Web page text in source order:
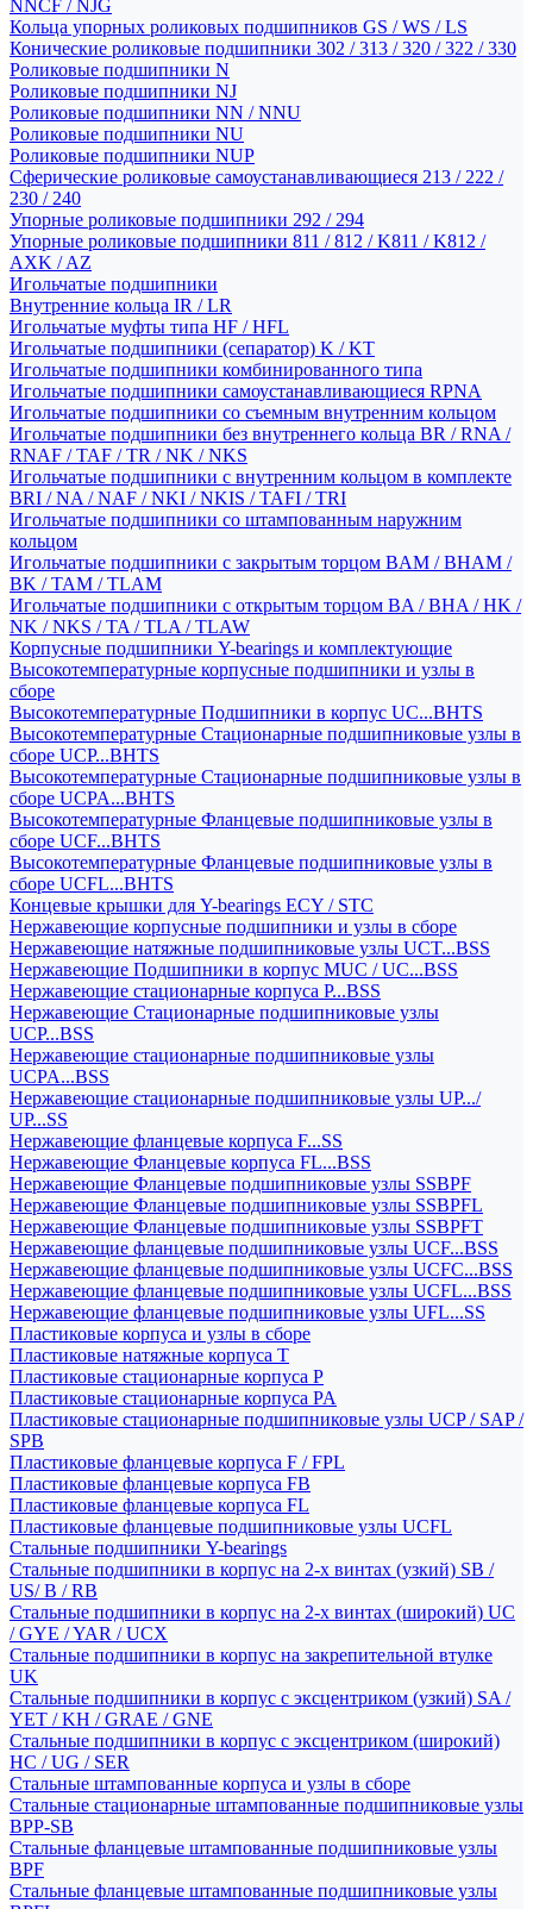
NNCF / NJG
Кольца упорных роликовых подшипников GS / WS / LS
Конические роликовые подшипники 302 / 313 / 320 / 322 / 330
Роликовые подшипники N
Роликовые подшипники NJ
Роликовые подшипники NN / NNU
Роликовые подшипники NU
Роликовые подшипники NUP
Сферические роликовые самоустанавливающиеся 213 / 222 /
230 / 240
Упорные роликовые подшипники 292 / 294
Упорные роликовые подшипники 811 / 812 / K811 / K812 /
AXK / AZ
Игольчатые подшипники
Внутренние кольца IR / LR
Игольчатые муфты типа HF / HFL
Игольчатые подшипники (сепаратор) K / KT
Игольчатые подшипники комбинированного типа
Игольчатые подшипники самоустанавливающиеся RPNA
Игольчатые подшипники со съемным внутренним кольцом
Игольчатые подшипники без внутреннего кольца BR / RNA /
RNAF / TAF / TR / NK / NKS
Игольчатые подшипники с внутренним кольцом в комплекте
BRI / NA / NAF / NKI / NKIS / TAFI / TRI
Игольчатые подшипники со штампованным наружним
кольцом
Игольчатые подшипники с закрытым торцом BAM / BHAM /
BK / TAM / TLAM
Игольчатые подшипники с открытым торцом BA / BHA / HK /
NK / NKS / TA / TLA / TLAW
Корпусные подшипники Y-bearings и комплектующие
Высокотемпературные корпусные подшипники и узлы в
сборе
Высокотемпературные Подшипники в корпус UC...BHTS
Высокотемпературные Стационарные подшипниковые узлы в
сборе UCP...BHTS
Высокотемпературные Стационарные подшипниковые узлы в
сборе UCPA...BHTS
Высокотемпературные Фланцевые подшипниковые узлы в
сборе UCF...BHTS
Высокотемпературные Фланцевые подшипниковые узлы в
сборе UCFL...BHTS
Концевые крышки для Y-bearings ECY / STC
Нержавеющие корпусные подшипники и узлы в сборе
Нержавеющие натяжные подшипниковые узлы UCT...BSS
Нержавеющие Подшипники в корпус MUC / UC...BSS
Нержавеющие стационарные корпуса P...BSS
Нержавеющие Стационарные подшипниковые узлы
UCP...BSS
Нержавеющие стационарные подшипниковые узлы
UCPA...BSS
Нержавеющие стационарные подшипниковые узлы UP.../
UP...SS
Нержавеющие фланцевые корпуса F...SS
Нержавеющие Фланцевые корпуса FL...BSS
Нержавеющие Фланцевые подшипниковые узлы SSBPF
Нержавеющие Фланцевые подшипниковые узлы SSBPFL
Нержавеющие Фланцевые подшипниковые узлы SSBPFT
Нержавеющие фланцевые подшипниковые узлы UCF...BSS
Нержавеющие фланцевые подшипниковые узлы UCFC...BSS
Нержавеющие фланцевые подшипниковые узлы UCFL...BSS
Нержавеющие фланцевые подшипниковые узлы UFL...SS
Пластиковые корпуса и узлы в сборе
Пластиковые натяжные корпуса T
Пластиковые стационарные корпуса P
Пластиковые стационарные корпуса PA
Пластиковые стационарные подшипниковые узлы UCP / SAP /
SPB
Пластиковые фланцевые корпуса F / FPL
Пластиковые фланцевые корпуса FB
Пластиковые фланцевые корпуса FL
Пластиковые фланцевые подшипниковые узлы UCFL
Стальные подшипники Y-bearings
Стальные подшипники в корпус на 2-х винтах (узкий) SB /
US/ B / RB
Стальные подшипники в корпус на 2-х винтах (широкий) UC
/ GYE / YAR / UCX
Стальные подшипники в корпус на закрепительной втулке
UK
Стальные подшипники в корпус с эксцентриком (узкий) SA /
YET / KH / GRAE / GNE
Стальные подшипники в корпус с эксцентриком (широкий)
HC / UG / SER
Стальные штампованные корпуса и узлы в сборе
Стальные стационарные штампованные подшипниковые узлы
BPP-SB
Стальные фланцевые штампованные подшипниковые узлы
BPF
Стальные фланцевые штампованные подшипниковые узлы